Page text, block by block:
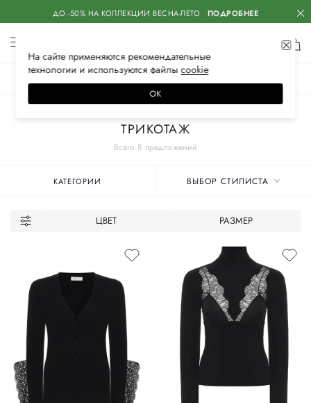
ДО -50% НА КОЛЛЕКЦИИ ВЕСНА-ЛЕТО ПОДРОБНЕЕ
Всего 8 предложений
ТРИКОТАЖ
КАТЕГОРИИ ВЫБОР СТИЛИСТА
ЦВЕТ РАЗМЕР
На сайте применяются рекомендательные
технологии и используются файлысооkiе
ОК